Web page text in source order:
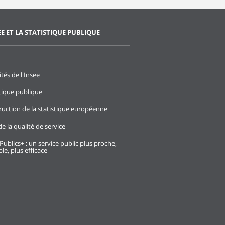
ET LA STATISTIQUE PUBLIQUE
de l'Insee
publique
de la statistique européenne
la qualité de service
: un service public plus proche,
plus efficace